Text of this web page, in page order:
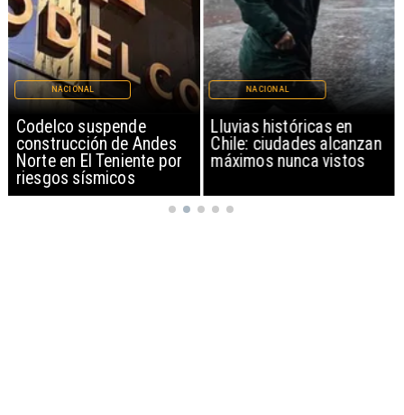
Codelco suspende
construcción de Andes
Norte en El Teniente por
riesgos sísmicos
NACIONAL
Lluvias históricas en
Chile: ciudades alcanzan
máximos nunca vistos
NACIONAL